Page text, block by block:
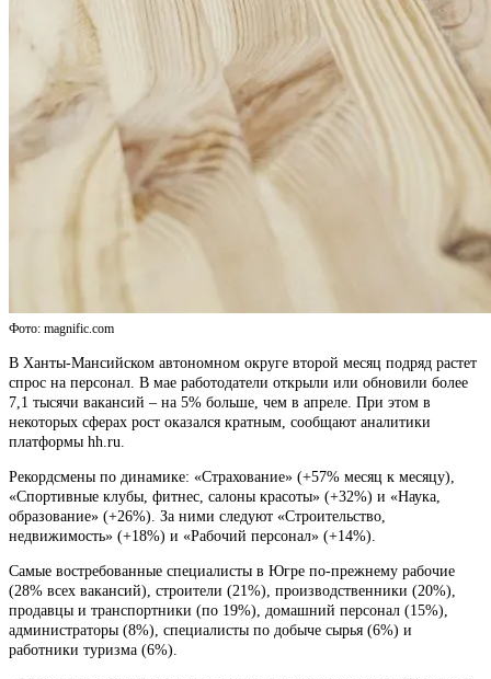
Фото: magnific.com
В Ханты-Мансийском автономном округе второй месяц подряд растет
спрос на персонал. В мае работодатели открыли или обновили более
7,1 тысячи вакансий – на 5% больше, чем в апреле. При этом в
некоторых сферах рост оказался кратным, сообщают аналитики
платформы hh.ru.
Рекордсмены по динамике: «Страхование» (+57% месяц к месяцу),
«Спортивные клубы, фитнес, салоны красоты» (+32%) и «Наука,
образование» (+26%). За ними следуют «Строительство,
недвижимость» (+18%) и «Рабочий персонал» (+14%).
Самые востребованные специалисты в Югре по-прежнему рабочие
(28% всех вакансий), строители (21%), производственники (20%),
продавцы и транспортники (по 19%), домашний персонал (15%),
администраторы (8%), специалисты по добыче сырья (6%) и
работники туризма (6%).